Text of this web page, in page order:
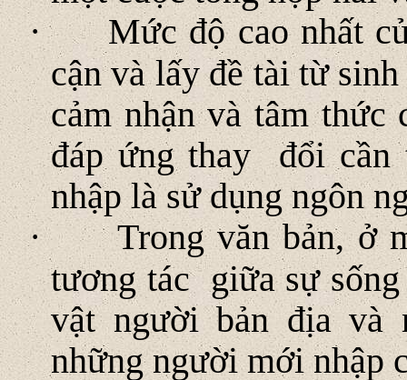
·
Mức độ cao nhất
cận và lấy đề tài từ
cảm nhận và tâm thức
đáp ứng thay đổi cần
nhập là sử dụng ngôn
·
Trong văn bản, ở
tương tác giữa sự
vật người bản địa và
những người mới nhập